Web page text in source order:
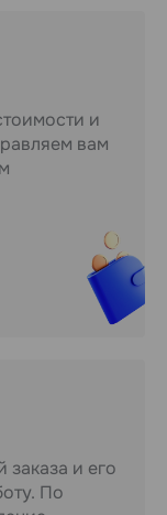
и
вам
заказа и его
По